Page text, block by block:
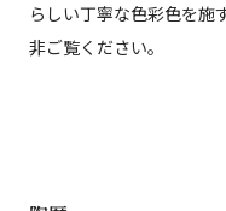
らしい丁寧な色彩色を施
非ご覧ください。